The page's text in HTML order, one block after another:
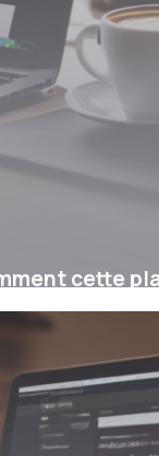
cette
la